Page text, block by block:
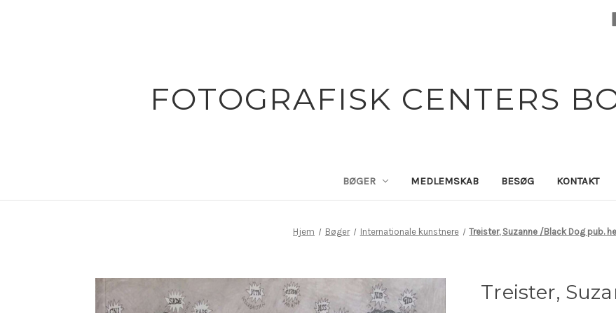
FOTOGRAFISK CENTERS
BØGER MEDLEMSKAB BESØG KONTAKT
Hjem Bøger Internationale kunstnere Treister, Suzanne /Black Dog pub.
Treister,